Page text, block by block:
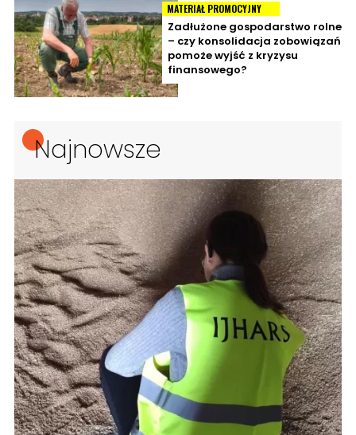
MATERIAŁ PROMOCYJNY
Zadłużone gospodarstwo rolne
– czy konsolidacja zobowiązań
pomoże wyjść z kryzysu
finansowego?
Najnowsze